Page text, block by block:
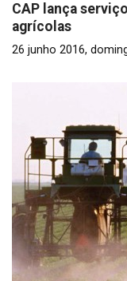
CAP lança
agrícolas
26 junho 2016,